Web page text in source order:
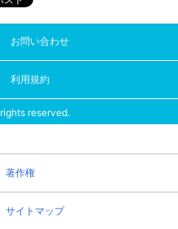
お問い合わせ
利用規約
reserved.
著作権
サイトマップ